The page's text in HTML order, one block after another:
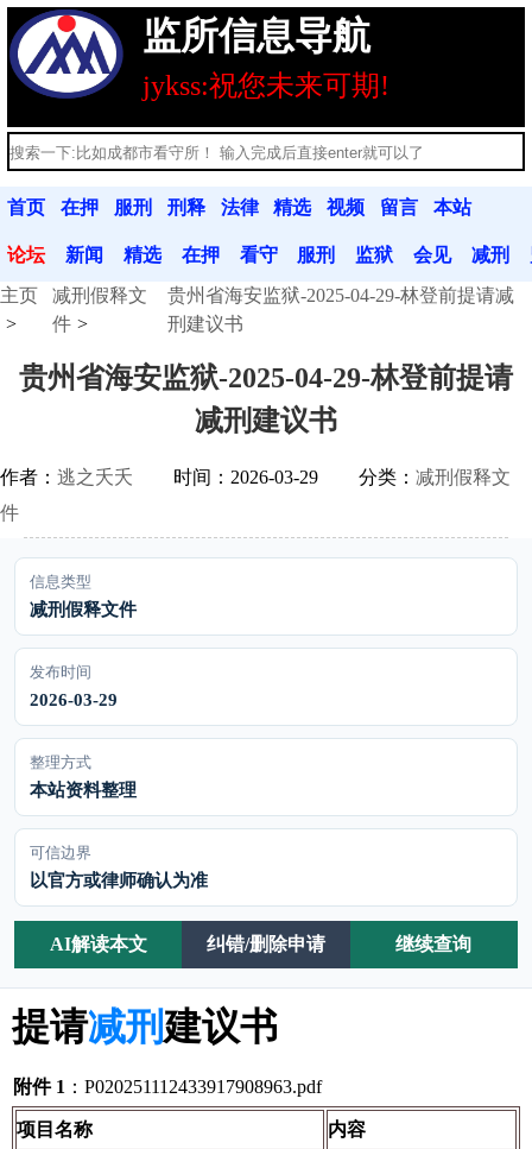
监所信息导航
jykss:祝您未来可期!
首页 在押
人员
服刑
人员
刑释
人员
法律
法规
精选
文章
视频
分享
留言
本
本站
公告
论坛 新闻
动态
精选
文章
在押
人员
看守
联系
服刑
人员
监狱
联系
会见
信息
减刑
假释
主页
减刑假释文
件
贵州省海安监狱-2025-04-29-林登前提请减
刑建议书
贵州省海安监狱-2025-04-29-林登前提请
减刑建议书
作者： 逃之夭夭 时间：2026-03-29 分类： 减刑假释文
件
信息类型
减刑假释文件
发布时间
2026-03-29
整理方式
本站资料整理
可信边界
以官方或律师确认为准
AI解读本文 纠错/删除申请 继续查询
提请减刑 建议书
附件 1 ：P020251112433917908963.pdf
项目名称 内容